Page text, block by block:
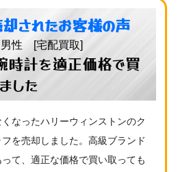
されたお客様の声
性 [宅配買取]
時計を適正価格で買
した
なったハリーウィンストンのク
フを売却しました。高級ブランド
て、適正な価格で買い取っても